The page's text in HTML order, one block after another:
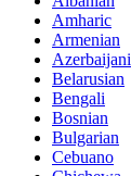
Amharic
Armenian
Azerbaijani
Belarusian
Bengali
Bosnian
Bulgarian
Cebuano